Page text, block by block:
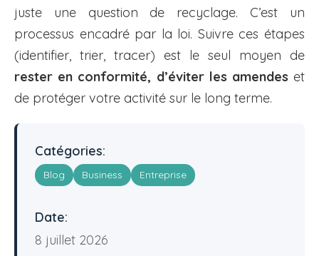
juste une question de recyclage. C’est un
processus encadré par la loi. Suivre ces étapes
(identifier, trier, tracer) est le seul moyen de
rester en conformité, d’éviter les amendes et
de protéger votre activité sur le long terme.
Catégories:
Blog Business Entreprise
Date:
8 juillet 2026